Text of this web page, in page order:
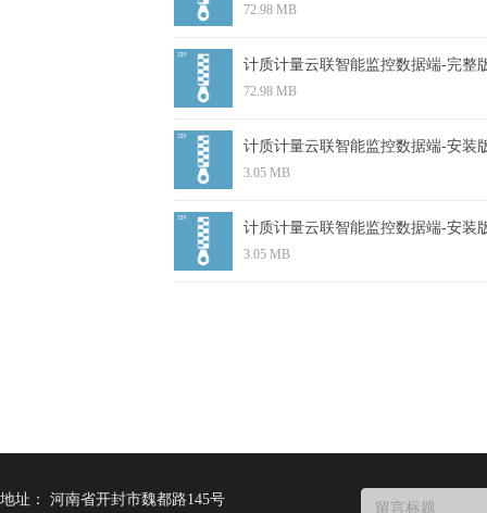
72.98 MB
计质计量云联智能监控数据端-完整
72.98 MB
计质计量云联智能监控数据端-安装
3.05 MB
计质计量云联智能监控数据端-安装
3.05 MB
地址：
河南省开封市魏都路145号